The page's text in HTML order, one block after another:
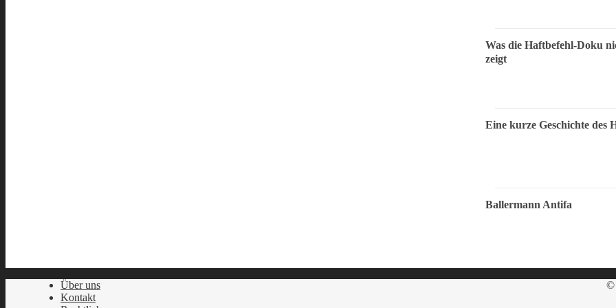
Was die Haftbefehl-Doku
zeigt
Eine kurze Geschichte des
Ballermann Antifa
©
Über uns
Kontakt